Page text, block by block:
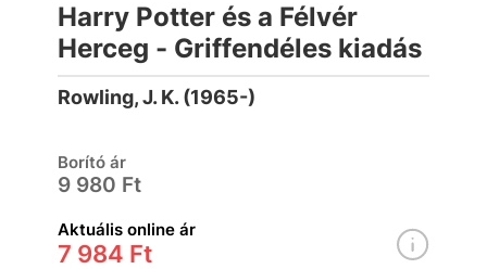
Harry Potter és a Félvér
Herceg - Griffendéles kiadás
Rowling, J. K. (1965-)
Borító ár
9 980 Ft
Aktuális online ár
7 984 Ft